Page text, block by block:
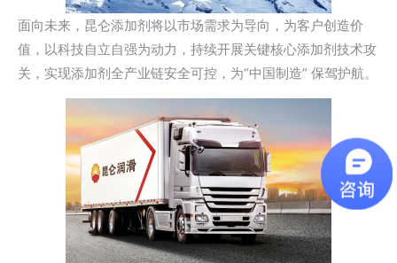
面向未来，昆仑添加剂将以市场需求为导向，为客户创造价
值，以科技自立自强为动力，持续开展关键核心添加剂技术攻
关，实现添加剂全产业链安全可控，为“中国制造” 保驾护航。